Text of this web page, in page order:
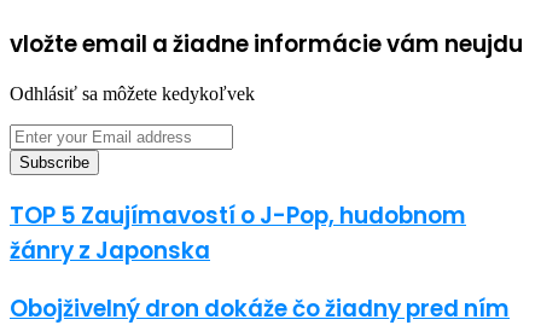
vložte email a žiadne informácie vám neujdu
Odhlásiť sa môžete kedykoľvek
Enter
your
Email
TOP 5 Zaujímavostí o J-Pop, hudobnom
žánry z Japonska
Obojživelný dron dokáže čo žiadny pred ním